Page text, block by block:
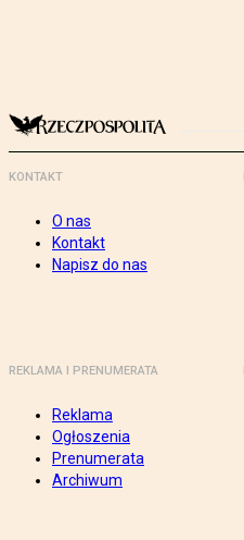
KONTAKT
O nas
Kontakt
Napisz do nas
REKLAMA I PRENUMERATA
Reklama
Ogłoszenia
Prenumerata
Archiwum